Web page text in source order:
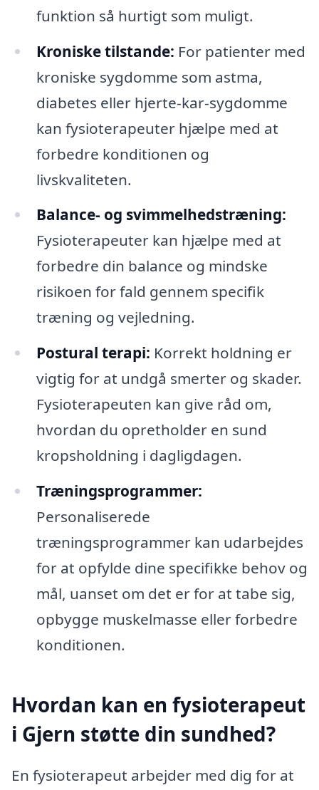
funktion så hurtigt som muligt.
Kroniske tilstande: For patienter med
kroniske sygdomme som astma,
diabetes eller hjerte-kar-sygdomme
kan fysioterapeuter hjælpe med at
forbedre konditionen og
livskvaliteten.
Balance- og svimmelhedstræning:
Fysioterapeuter kan hjælpe med at
forbedre din balance og mindske
risikoen for fald gennem specifik
træning og vejledning.
Postural terapi: Korrekt holdning er
vigtig for at undgå smerter og skader.
Fysioterapeuten kan give råd om,
hvordan du opretholder en sund
kropsholdning i dagligdagen.
Træningsprogrammer:
Personaliserede
træningsprogrammer kan udarbejdes
for at opfylde dine specifikke behov og
mål, uanset om det er for at tabe sig,
opbygge muskelmasse eller forbedre
konditionen.
Hvordan kan en fysioterapeut
i Gjern støtte din sundhed?
En fysioterapeut arbejder med dig for at